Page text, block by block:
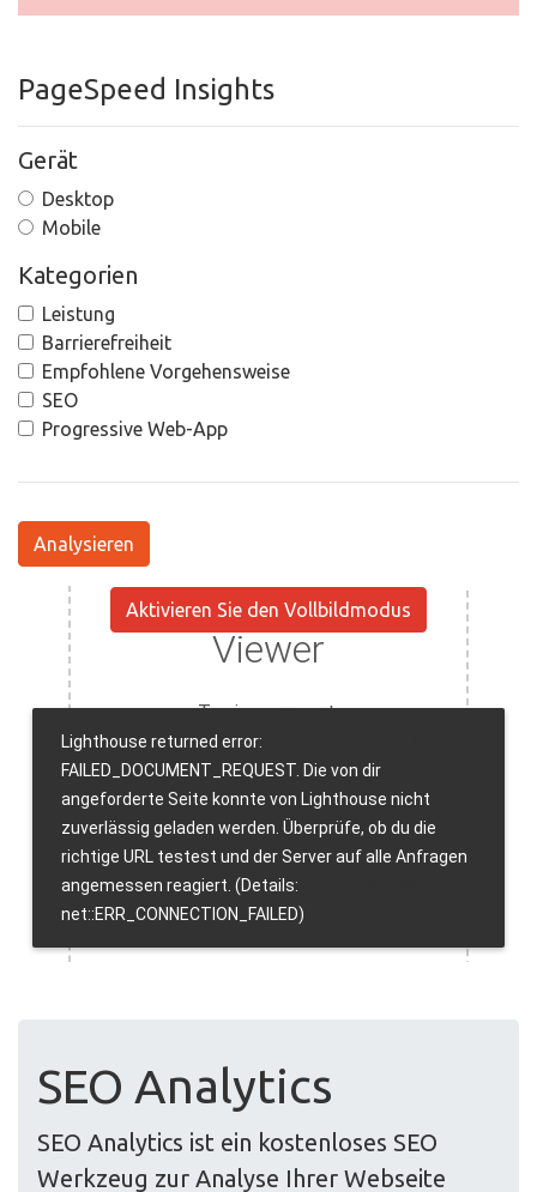
PageSpeed Insights
Gerät
Desktop
Mobile
Kategorien
Leistung
Barrierefreiheit
Empfohlene Vorgehensweise
SEO
Progressive Web-App
Analysieren
Aktivieren Sie den Vollbildmodus
SEO Analytics
SEO Analytics ist ein kostenloses SEO
Werkzeug zur Analyse Ihrer Webseite